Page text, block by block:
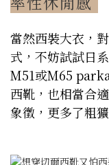
當然西裝大衣，
式，不妨試試日
M51或M65
西靴，也相當合
象徵，更多了粗